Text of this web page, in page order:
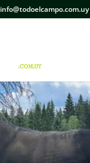
info@todoelcampo.com.uy